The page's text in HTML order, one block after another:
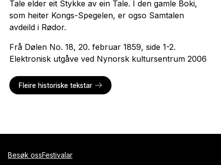
Tale elder eit Stykke av ein Tale. I den gamle Boki,
som heiter Kongs-Spegelen, er ogso Samtalen
avdeild i Rødor.
Frå Dølen No. 18, 20. februar 1859, side 1-2.
Elektronisk utgåve ved Nynorsk kultursentrum 2006
Fleire historiske tekstar
Besøk ossFestivalar